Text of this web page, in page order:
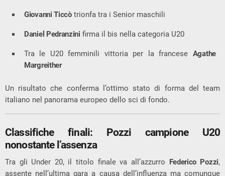
Giovanni Ticcòtrionfa tra i Senior maschili
Daniel Pedranzini firma il bis nella categoria U20
Tra le U20 femminili vittoria per la francese Agathe
Margreither
Un risultato che conferma l’ottimo stato di forma del team
italiano nel panorama europeo dello sci di fondo.
Classifiche finali: Pozzi campione U20
nonostante l’assenza
Tra gli Under 20, il titolo finale va all’azzurro Federico Pozzi,
assente nell’ultima gara a causa dell’influenza ma comunque